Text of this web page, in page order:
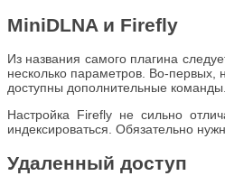
MiniDLNA и Firefly
Из названия самого плагина
несколько параметров. Во-первых,
доступны дополнительные
Настройка Firefly не сильно
индексироваться. Обязательно
Удаленный доступ